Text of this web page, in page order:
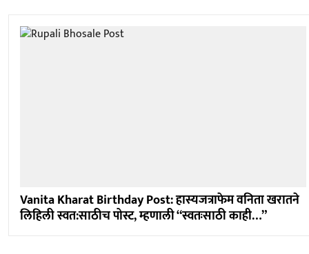
Vanita Kharat Birthday Post: हास्यजत्राफेम वनिता खरातने
लिहिली स्वत:साठीच पोस्ट, म्हणाली “स्वतःसाठी काही…”